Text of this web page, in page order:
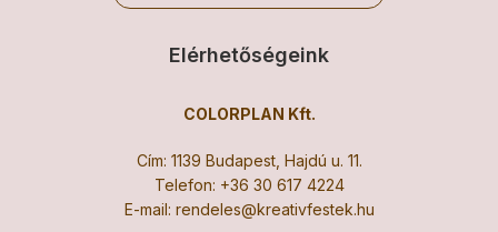
Elérhetőségeink
COLORPLAN Kft.
Cím: 1139 Budapest, Hajdú u. 11.
Telefon: +36 30 617 4224
E-mail: rendeles@kreativfestek.hu